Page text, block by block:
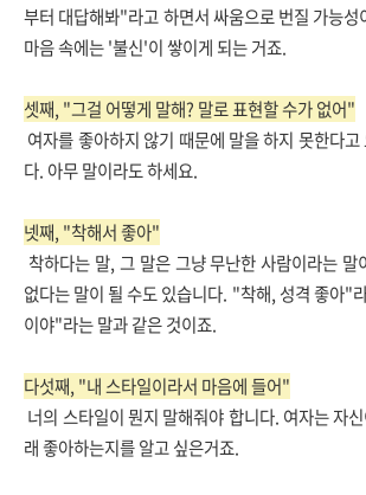
부터 대답해봐"라고 하면서 싸움으로 번질 가능성
마음 속에는 '불신'이 쌓이게 되는 거죠.
셋째, "그걸 어떻게 말해? 말로 표현할 수가 없어"
여자를 좋아하지 않기 때문에 말을 하지 못한다
다. 아무 말이라도 하세요.
넷째, "착해서 좋아"
착하다는 말, 그 말은 그냥 무난한 사람이라는 말
없다는 말이 될 수도 있습니다. "착해, 성격 좋아"
이야"라는 말과 같은 것이죠.
다섯째, "내 스타일이라서 마음에 들어"
너의 스타일이 뭔지 말해줘야 합니다. 여자는 자
래 좋아하는지를 알고 싶은거죠.